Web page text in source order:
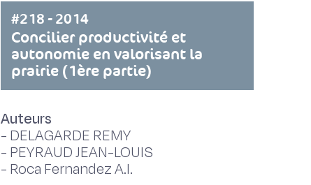
#218 - 2014
Concilier productivité et
autonomie en valorisant la
prairie (1ère partie)
Auteurs
- DELAGARDE REMY
- PEYRAUD JEAN-LOUIS
- Roca Fernandez A.I.